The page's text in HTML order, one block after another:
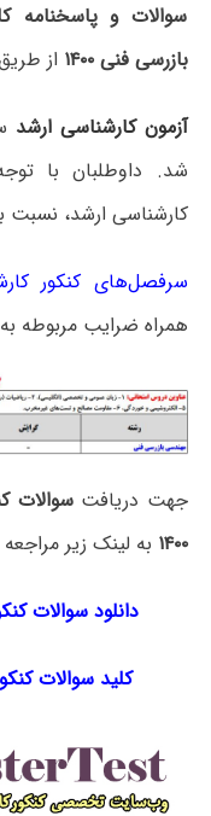
سوالات و پاسخنامه
بازرسی فنی ۱۴۰۰
از
آزمون کارشناسی ارشد
شد. داوطلبان با
کارشناسی ارشد، نسبت
سرفصل‌های کنکور
همراه ضرایب مربوطه
جهت دریافتسوالات
۱۴۰۰ به لینک زیر
دانلود سوالات
کلید سوالات